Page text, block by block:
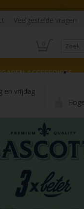
Veelgestelde vragen
ACCESSOIRES
en vrijdag